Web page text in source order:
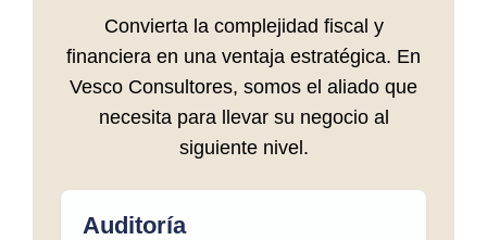
Convierta la complejidad fiscal y
financiera en una ventaja estratégica. En
Vesco Consultores, somos el aliado que
necesita para llevar su negocio al
siguiente nivel.
Auditoría